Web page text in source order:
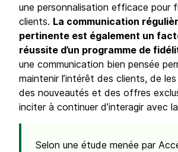
une personnalisation efficace pour
clients. La communication
pertinente est également un
réussite d’un programme de
une communication bien pensée
maintenir l’intérêt des clients, de
des nouveautés et des offres
inciter à continuer d’interagir avec
Selon une étude menée par